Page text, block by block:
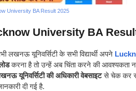
University BA Result 2025
University BA
लखनऊ यूनिवर्सिटी के सभी विद्यार्थी अपने
करना है तो उन्हें अब चिंता करने की आवश्यकता
यूनिवर्सिटी की अधिकारी वेबसाइटसे चेक कर
दी गई है.